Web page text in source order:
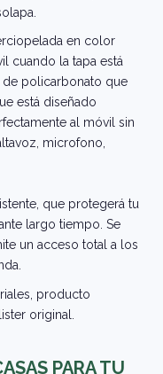
en color
cuando la tapa está
de policarbonato que
está diseñado
al móvil sin
microfono,
que protegerá tu
largo tiempo. Se
un acceso total a los
producto
original.
PARA TU